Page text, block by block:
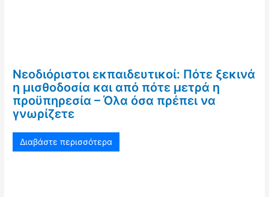
Νεοδιόριστοι εκπαιδευτικοί: Πότε ξεκινά
η μισθοδοσία και από πότε μετρά η
προϋπηρεσία – Όλα όσα πρέπει να
γνωρίζετε
Διαβάστε περισσότερα